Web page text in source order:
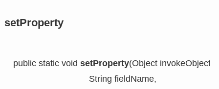
setProperty
public static void setProperty(Object invokeObject,
                               String fieldName,